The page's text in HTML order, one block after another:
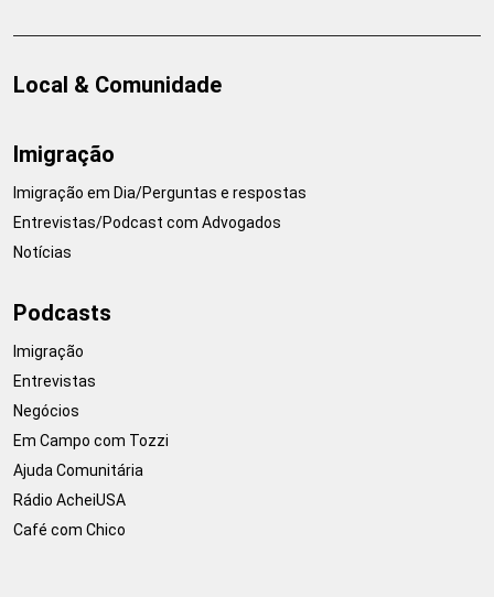
Local & Comunidade
Imigração
Imigração em Dia/Perguntas e respostas
Entrevistas/Podcast com Advogados
Notícias
Podcasts
Imigração
Entrevistas
Negócios
Em Campo com Tozzi
Ajuda Comunitária
Rádio AcheiUSA
Café com Chico